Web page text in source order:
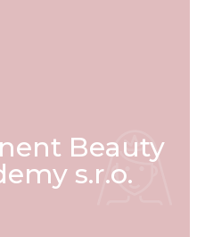
Beauty
s.r.o.